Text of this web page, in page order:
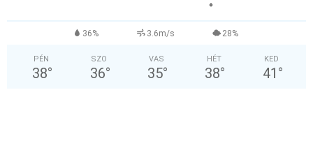
°
36% 3.6m/s 28%
PÉN
38°
SZO
36°
VAS
35°
HÉT
38°
KED
41 °